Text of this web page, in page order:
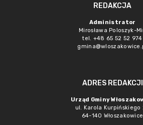
REDAKCJA
Administrator
Mirosława Poloszyk-
tel. +48 65 52 52 974
ADRES REDAKCJI
Urząd Gminy
ul. Karola Kurpińskiego
64-140 Włoszakowice